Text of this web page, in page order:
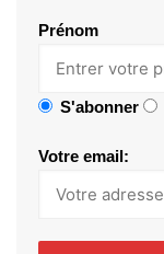
Prénom
S'abonner
Votre email: